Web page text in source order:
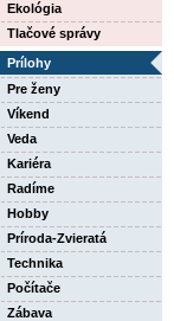
Ekológia
Tlačové správy
Prílohy
Pre ženy
Víkend
Veda
Kariéra
Radíme
Hobby
Príroda-Zvieratá
Technika
Počítače
Zábava